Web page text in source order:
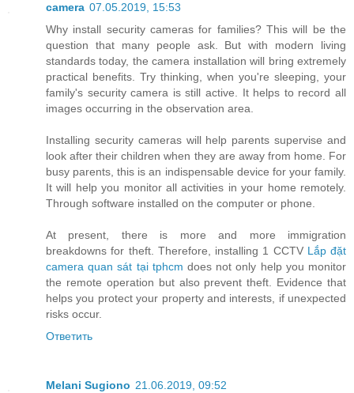
camera 07.05.2019, 15:53
Why install security cameras for families? This will be the
question that many people ask. But with modern living
standards today, the camera installation will bring extremely
practical benefits. Try thinking, when you're sleeping, your
family's security camera is still active. It helps to record all
images occurring in the observation area.
Installing security cameras will help parents supervise and
look after their children when they are away from home. For
busy parents, this is an indispensable device for your family.
It will help you monitor all activities in your home remotely.
Through software installed on the computer or phone.
At present, there is more and more immigration
breakdowns for theft. Therefore, installing 1 CCTV Lắp đặt
camera quan sát tại tphcm does not only help you monitor
the remote operation but also prevent theft. Evidence that
helps you protect your property and interests, if unexpected
risks occur.
Ответить
Melani Sugiono 21.06.2019, 09:52